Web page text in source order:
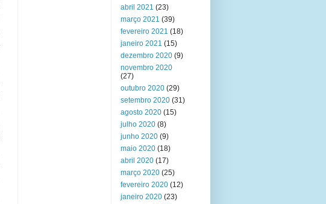
abril 2021 (23)
março 2021 (39)
fevereiro 2021 (18)
janeiro 2021 (15)
dezembro 2020 (9)
novembro 2020
(27)
outubro 2020 (29)
setembro 2020 (31)
agosto 2020 (15)
julho 2020 (8)
junho 2020 (9)
maio 2020 (18)
abril 2020 (17)
março 2020 (25)
fevereiro 2020 (12)
janeiro 2020 (23)